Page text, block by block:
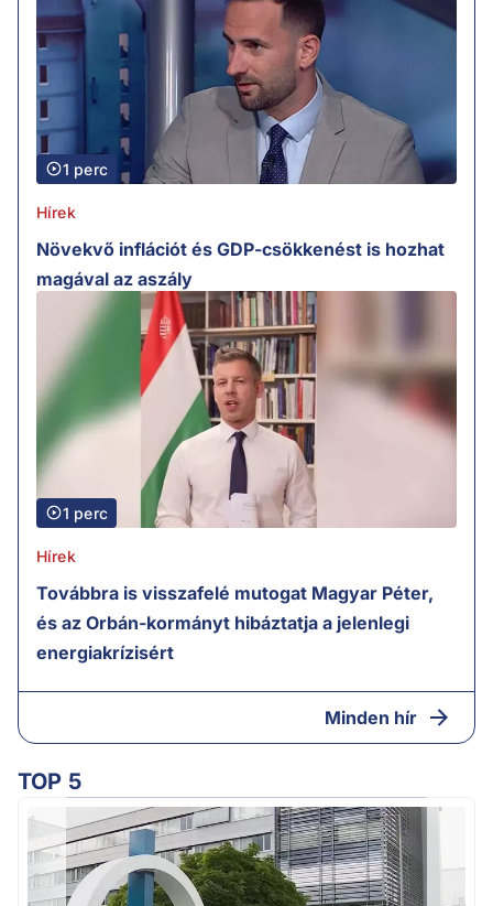
1 perc
Hírek
Növekvő inflációt és GDP-csökkenést is hozhat
magával az aszály
1 perc
Hírek
Továbbra is visszafelé mutogat Magyar Péter,
és az Orbán-kormányt hibáztatja a jelenlegi
energiakrízisért
Minden hír
TOP 5